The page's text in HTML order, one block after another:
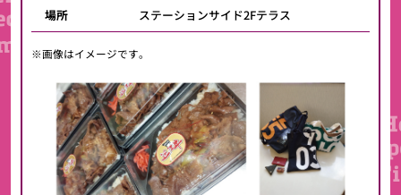
場所
ステーションサイド2Fテラス
※画像はイメージです。